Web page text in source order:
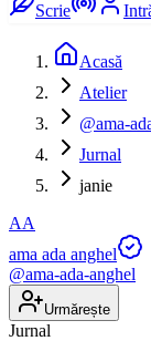
Scrie
Acasă
Atelier
@ama-
Jurnal
janie
AA
ama ada anghel
@ama-ada-anghel
Urmărește
Jurnal